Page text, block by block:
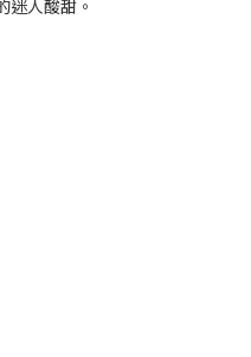
迷人酸甜。